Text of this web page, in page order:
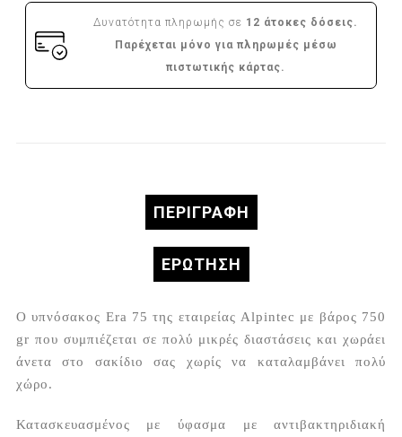
Δυνατότητα πληρωμής σε 12 άτοκες δόσεις.
Παρέχεται μόνο για πληρωμές μέσω
πιστωτικής κάρτας.
ΠΕΡΙΓΡΑΦΉ
ΕΡΏΤΗΣΗ
Ο υπνόσακος Era 75 της εταιρείας Alpintec με βάρος 750
gr που συμπιέζεται σε πολύ μικρές διαστάσεις και χωράει
άνετα στο σακίδιο σας χωρίς να καταλαμβάνει πολύ
χώρο.
Κατασκευασμένος με ύφασμα με αντιβακτηριδιακή